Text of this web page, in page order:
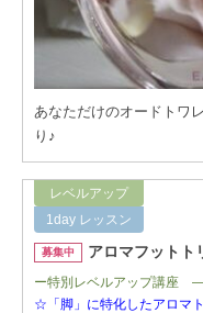
あなただけのオードトワ
り♪
レベルアップ
1day レッスン
募集中 アロマフットト
ー特別レベルアップ講座
☆「脚」に特化したアロマ